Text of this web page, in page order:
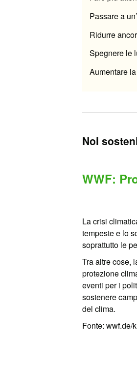
Passare a
Ridurre
Spegnere le
Aumentare
Noi
WWF:
La crisi
tempeste e lo
soprattutto le
Tra altre cose,
protezione
eventi per i
sostenere
del clima.
Fonte: wwf.de/